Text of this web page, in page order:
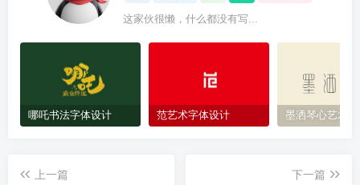
这家伙很懒，什么都没有写...
哪吒书法字体设计 范艺术字体设计 墨洒琴心艺术
上一篇
下一篇